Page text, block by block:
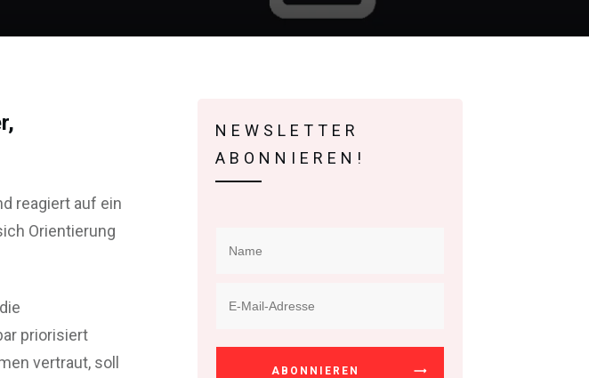
reagiert auf ein
Orientierung
priorisiert
vertraut, soll
NEWSLETTER
ABONNIEREN!
ABONNIEREN